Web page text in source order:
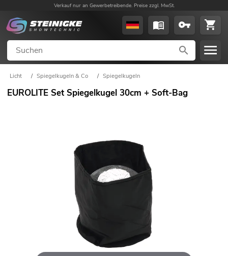
Verkauf nur an Gewerbetreibende. Preise zzgl. MwSt.
Licht / Spiegelkugeln & Co / Spiegelkugeln
EUROLITE Set Spiegelkugel 30cm + Soft-Bag